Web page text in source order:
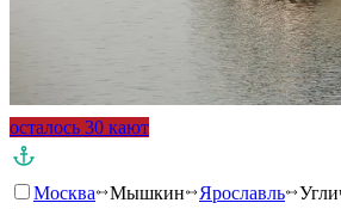
осталось 30 кают
Москва Мышкин Ярославль